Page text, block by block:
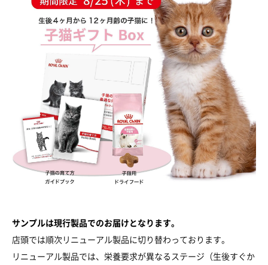
サンプルは現行製品でのお届けとなります。
店頭では順次リニューアル製品に切り替わっております。
リニューアル製品では、栄養要求が異なるステージ（生後すぐか